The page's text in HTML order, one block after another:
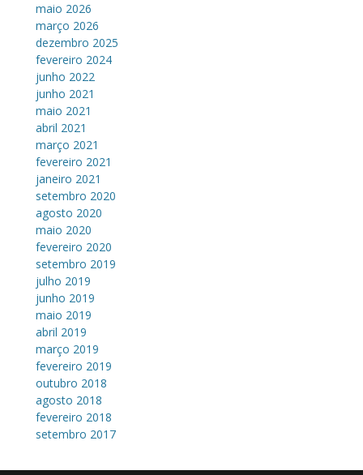
maio 2026
março 2026
dezembro 2025
fevereiro 2024
junho 2022
junho 2021
maio 2021
abril 2021
março 2021
fevereiro 2021
janeiro 2021
setembro 2020
agosto 2020
maio 2020
fevereiro 2020
setembro 2019
julho 2019
junho 2019
maio 2019
abril 2019
março 2019
fevereiro 2019
outubro 2018
agosto 2018
fevereiro 2018
setembro 2017